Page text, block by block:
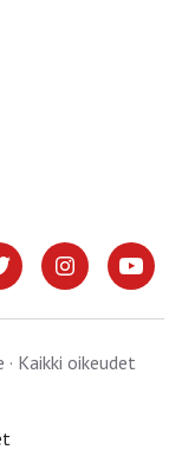
Kaikki oikeudet